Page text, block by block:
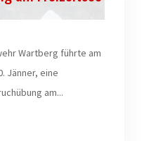
Wartberg führte am
Jänner, eine
am...